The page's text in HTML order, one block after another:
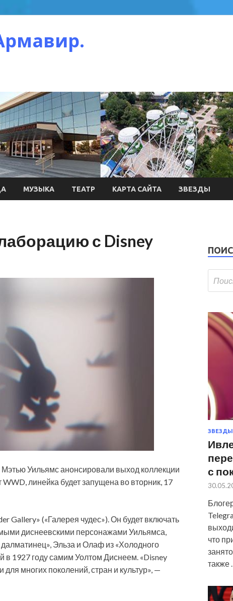
МУЗЫКА ТЕАТР КАРТА САЙТА ЗВЕЗДЫ
с Disney
Уильямс анонсировали выход коллекции
линейка будет запущена во вторник, 17
Gallery» («Галерея чудес»). Он будет включать
диснеевскими персонажами Уильямса,
Эльза и Олаф из «Холодного
в 1927 году самим Уолтом Диснеем. «Disney
многих поколений, стран и культур», —
ЗВЕЗДЫ
с
что
также …